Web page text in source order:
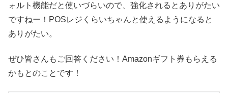
ォルト機能だと使いづらいので、強化されるとありがたい
ですねー！POSレジくらいちゃんと使えるようになると
ありがたい。
ぜひ皆さんもご回答ください！Amazonギフト券もらえる
かもとのことです！